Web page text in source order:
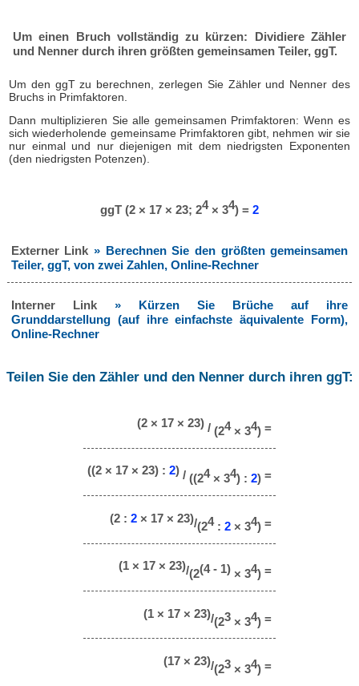
Um einen Bruch vollständig zu kürzen: Dividiere Zähler
und Nenner durch ihren größten gemeinsamen Teiler, ggT.
Um den ggT zu berechnen, zerlegen Sie Zähler und Nenner des
Bruchs in Primfaktoren.
Dann multiplizieren Sie alle gemeinsamen Primfaktoren: Wenn es
sich wiederholende gemeinsame Primfaktoren gibt, nehmen wir sie
nur einmal und nur diejenigen mit dem niedrigsten Exponenten
(den niedrigsten Potenzen).
ggT (2 × 17 × 23; 24× 34) = 2
Externer Link» Berechnen Sie den größten gemeinsamen
Teiler, ggT, von zwei Zahlen, Online-Rechner
Interner Link » Kürzen Sie Brüche auf ihre
Grunddarstellung (auf ihre einfachste äquivalente Form),
Online-Rechner
Teilen Sie den Zähler und den Nenner durch ihren ggT:
(2 × 17 × 23) / (24× 34) =
((2 × 17 × 23) : 2) / ((24× 34) : 2) =
(2 : 2 × 17 × 23)/(24: 2 × 34) =
(1 × 17 × 23)/(2(4 - 1) × 34) =
(1 × 17 × 23)/(23 × 34) =
(17 × 23)/(23 × 34) =